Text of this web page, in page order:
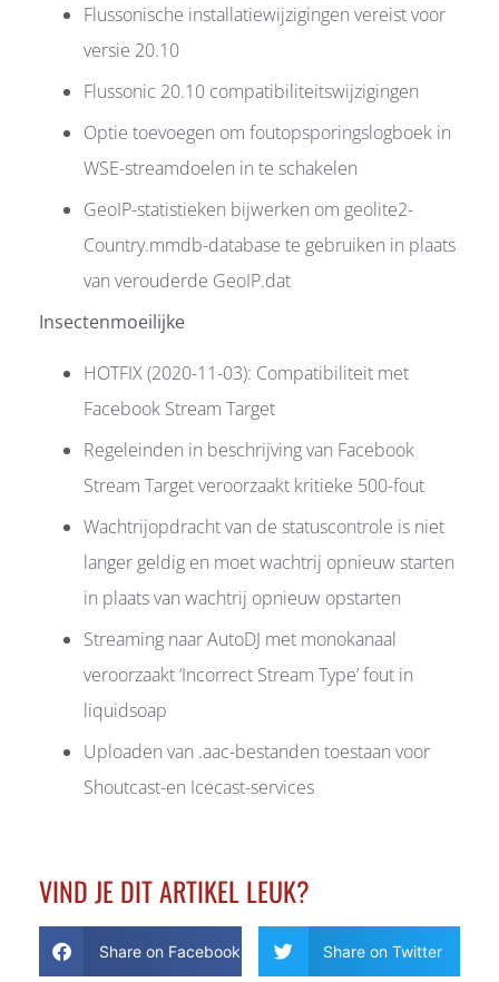
Flussonische installatiewijzigingen vereist voor
versie 20.10
Flussonic 20.10 compatibiliteitswijzigingen
Optie toevoegen om foutopsporingslogboek in
WSE-streamdoelen in te schakelen
GeoIP-statistieken bijwerken om geolite2-
Country.mmdb-database te gebruiken in plaats
van verouderde GeoIP.dat
Insectenmoeilijke
HOTFIX (2020-11-03): Compatibiliteit met
Facebook Stream Target
Regeleinden in beschrijving van Facebook
Stream Target veroorzaakt kritieke 500-fout
Wachtrijopdracht van de statuscontrole is niet
langer geldig en moet wachtrij opnieuw starten
in plaats van wachtrij opnieuw opstarten
Streaming naar AutoDJ met monokanaal
veroorzaakt ‘Incorrect Stream Type’ fout in
liquidsoap
Uploaden van .aac-bestanden toestaan voor
Shoutcast-en Icecast-services
VIND JE DIT ARTIKEL LEUK?
Share on Facebook Share on Twitter